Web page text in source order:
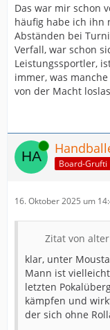
Das war mir schon
häufig habe ich ihn
Abständen bei
Verfall, war schon
Leistungssportler,
immer, was
von der Macht
Online
Board-Grufti
16. Oktober 2025 um
Zitat von alter
klar, unter
Mann ist
letzten
kämpfen und
der sich ohne